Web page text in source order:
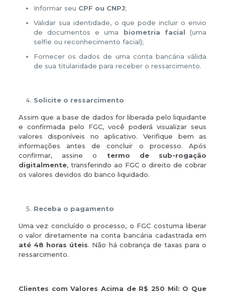
Informar seu CPF ou CNPJ;
Validar sua identidade, o que pode incluir o envio
de documentos e uma biometria facial (uma
selfie ou reconhecimento facial);
Fornecer os dados de uma conta bancária válida
de sua titularidade para receber o ressarcimento.
Solicite o ressarcimento
Assim que a base de dados for liberada pelo liquidante
e confirmada pelo FGC, você poderá visualizar seus
valores disponíveis no aplicativo. Verifique bem as
informações antes de concluir o processo. Após
confirmar, assine o termo de sub-rogação
digitalmente, transferindo ao FGC o direito de cobrar
os valores devidos do banco liquidado.
Receba o pagamento
Uma vez concluído o processo, o FGC costuma liberar
o valor diretamente na conta bancária cadastrada em
até 48 horas úteis. Não há cobrança de taxas para o
ressarcimento.
Clientes com Valores Acima de R$ 250 Mil: O Que